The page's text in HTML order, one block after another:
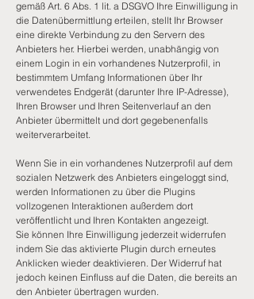
gemäß Art. 6 Abs. 1 lit. a DSGVO Ihre Einwilligung in
die Datenübermittlung erteilen, stellt Ihr Browser
eine direkte Verbindung zu den Servern des
Anbieters her. Hierbei werden, unabhängig von
einem Login in ein vorhandenes Nutzerprofil, in
bestimmtem Umfang Informationen über Ihr
verwendetes Endgerät (darunter Ihre IP-Adresse),
Ihren Browser und Ihren Seitenverlauf an den
Anbieter übermittelt und dort gegebenenfalls
weiterverarbeitet.
Wenn Sie in ein vorhandenes Nutzerprofil auf dem
sozialen Netzwerk des Anbieters eingeloggt sind,
werden Informationen zu über die Plugins
vollzogenen Interaktionen außerdem dort
veröffentlicht und Ihren Kontakten angezeigt.
Sie können Ihre Einwilligung jederzeit widerrufen
indem Sie das aktivierte Plugin durch erneutes
Anklicken wieder deaktivieren. Der Widerruf hat
jedoch keinen Einfluss auf die Daten, die bereits an
den Anbieter übertragen wurden.